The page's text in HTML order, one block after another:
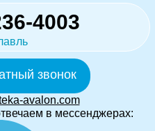
4003
звонок
avalon.com
в мессенджерах: